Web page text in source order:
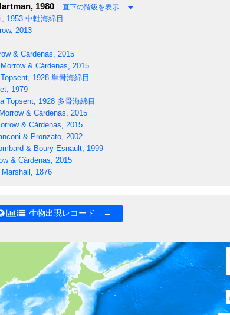
1980 直下の階級を表示
1953 中軸海綿目
2013
& Cárdenas, 2015
Morrow & Cárdenas, 2015
Topsent, 1928 単骨海綿目
1979
Topsent, 1928 多骨海綿目
Morrow & Cárdenas, 2015
& Cárdenas, 2015
& Pronzato, 2002
& Boury-Esnault, 1999
& Cárdenas, 2015
Marshall, 1876
生物出現レコード →